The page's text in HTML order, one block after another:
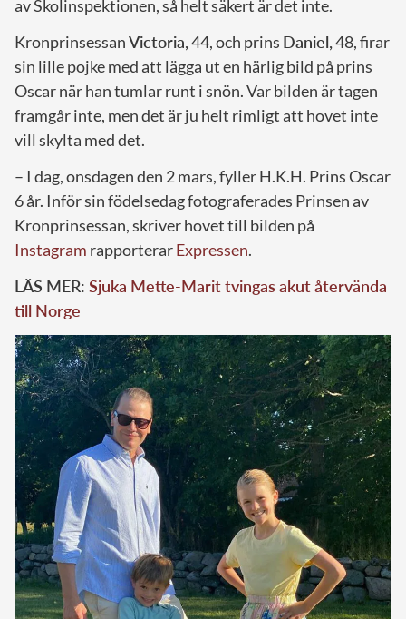
av Skolinspektionen, så helt säkert är det inte.
KronprinsessanVictoria,44, och prins Daniel,48, firar
sin lille pojke med att lägga ut en härlig bild på prins
Oscar när han tumlar runt i snön. Var bilden är tagen
framgår inte, men det är ju helt rimligt att hovet inte
vill skylta med det.
– I dag, onsdagen den 2 mars, fyller H.K.H. Prins Oscar
6 år. Inför sin födelsedag fotograferades Prinsen av
Kronprinsessan, skriver hovet till bilden på
Instagram rapporterarExpressen.
LÄS MER: Sjuka Mette-Marit tvingas akut återvända
till Norge